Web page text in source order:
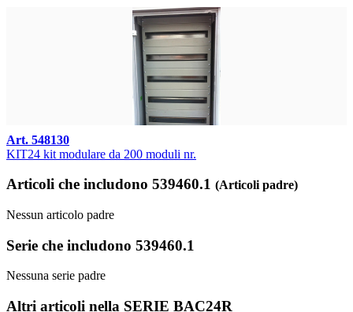
Art. 548130
KIT24 kit modulare da 200 moduli nr.
Articoli che includono 539460.1 (Articoli padre)
Nessun articolo padre
Serie che includono 539460.1
Nessuna serie padre
Altri articoli nella SERIE BAC24R